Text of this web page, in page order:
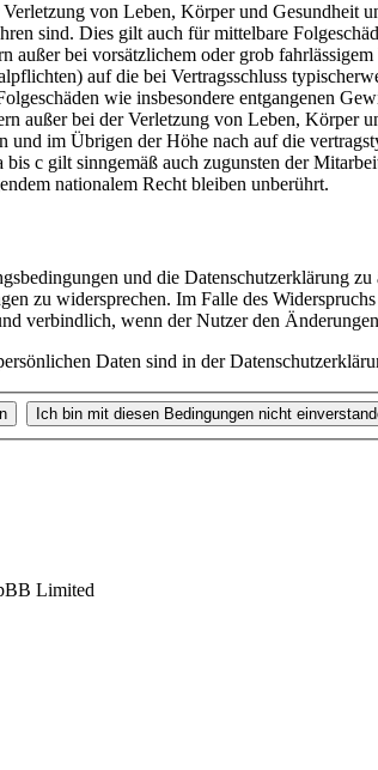
von Leben, Körper und Gesundheit
sind. Dies gilt auch für mittelbare
außer bei vorsätzlichem oder grob
auf die bei Vertragsschluss
wie insbesondere entgangenen
außer bei der Verletzung von Leben, Körper
und im Übrigen der Höhe nach auf die
c gilt sinngemäß auch zugunsten der
nationalem Recht bleiben unberührt.
und die Datenschutzerklärung
zu widersprechen. Im Falle des
verbindlich, wenn der Nutzer den
Daten sind in der
Limited